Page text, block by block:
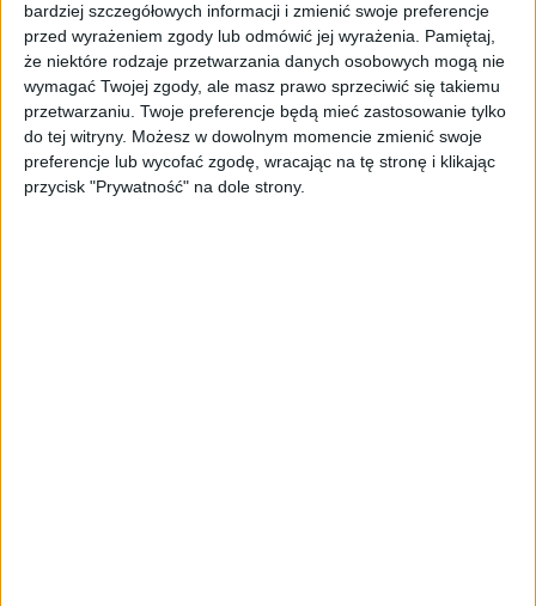
bardziej szczegółowych informacji i zmienić swoje preferencje
przed wyrażeniem zgody lub odmówić jej wyrażenia. Pamiętaj,
że niektóre rodzaje przetwarzania danych osobowych mogą nie
wymagać Twojej zgody, ale masz prawo sprzeciwić się takiemu
przetwarzaniu. Twoje preferencje będą mieć zastosowanie tylko
do tej witryny. Możesz w dowolnym momencie zmienić swoje
preferencje lub wycofać zgodę, wracając na tę stronę i klikając
przycisk "Prywatność" na dole strony.
Tematy:koronakryzysmateusz morawiecki
obostrzeniapandemiapomocprzedsiębiorcy